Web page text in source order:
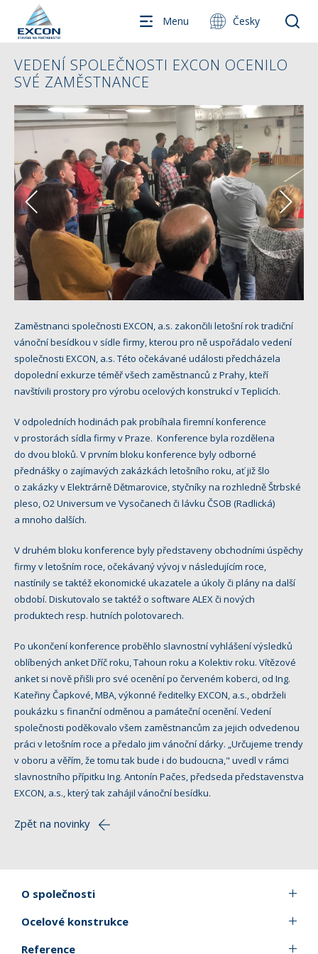
Menu Česky
VEDENÍ SPOLEČNOSTI EXCON OCENILO
SVÉ ZAMĚSTNANCE
Zaměstnanci společnosti EXCON, a.s. zakončili letošní rok tradiční
vánoční besídkou v sídle firmy, kterou pro ně uspořádalo vedení
společnosti EXCON, a.s. Této očekávané události předcházela
dopolední exkurze téměř všech zaměstnanců z Prahy, kteří
navštívili prostory pro výrobu ocelových konstrukcí v Teplicích.
V odpoledních hodinách pak probíhala firemní konference
v prostorách sídla firmy v Praze. Konference byla rozdělena
do dvou bloků. V prvním bloku konference byly odborné
přednášky o zajímavých zakázkách letošního roku, ať již šlo
o zakázky v Elektrárně Dětmarovice, styčníky na rozhledně Štrbské
pleso, O2 Universum ve Vysočanech či lávku ČSOB (Radlická)
a mnoho dalších.
V druhém bloku konference byly představeny obchodními úspěchy
firmy v letošním roce, očekávaný vývoj v následujícím roce,
nastínily se taktéž ekonomické ukazatele a úkoly či plány na další
období. Diskutovalo se taktéž o software ALEX či nových
produktech resp. hutních polotovarech.
Po ukončení konference proběhlo slavnostní vyhlášení výsledků
oblíbených anket Dříč roku, Tahoun roku a Kolektiv roku. Vítězové
anket si nově přišli pro své ocenění po červeném koberci, od Ing.
Kateřiny Čapkové, MBA, výkonné ředitelky EXCON, a.s., obdrželi
poukázku s finanční odměnou a památeční ocenění. Vedení
společnosti poděkovalo všem zaměstnancům za jejich odvedenou
práci v letošním roce a předalo jim vánoční dárky. „Určujeme trendy
v oboru a věřím, že tomu tak bude i do budoucna," uvedl v rámci
slavnostního přípitku Ing. Antonín Pačes, předseda představenstva
EXCON, a.s., který tak zahájil vánoční besídku.
Zpět na novinky
O společnosti
Ocelové konstrukce
Reference